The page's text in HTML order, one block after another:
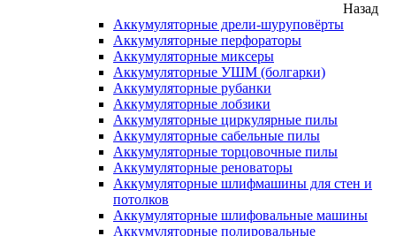
Назад
Аккумуляторные дрели-шуруповёрты
Аккумуляторные перфораторы
Аккумуляторные миксеры
Аккумуляторные УШМ (болгарки)
Аккумуляторные рубанки
Аккумуляторные лобзики
Аккумуляторные циркулярные пилы
Аккумуляторные сабельные пилы
Аккумуляторные торцовочные пилы
Аккумуляторные реноваторы
Аккумуляторные шлифмашины для стен и
потолков
Аккумуляторные шлифовальные машины
Аккумуляторные полировальные